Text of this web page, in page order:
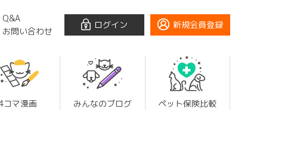
Q&A
お問い合わせ
ログイン 新規会員登録
コマ漫画 みんなのブログ ペット保険比較